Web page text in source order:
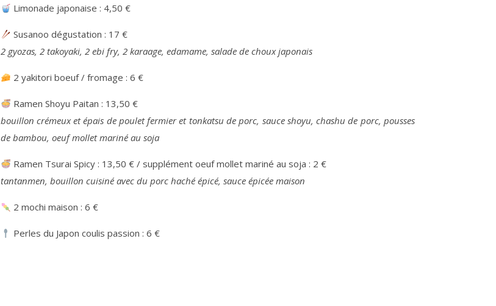
Limonade japonaise : 4,50 €
Susanoo dégustation : 17 €
2 gyozas, 2 takoyaki, 2 ebi fry, 2 karaage, edamame, salade de choux japonais
2 yakitori boeuf / fromage : 6 €
Ramen Shoyu Paitan : 13,50 €
bouillon crémeux et épais de poulet fermier et tonkatsu de porc, sauce shoyu, chashu de porc, pousses
de bambou, oeuf mollet mariné au soja
Ramen Tsurai Spicy : 13,50 € / supplément oeuf mollet mariné au soja : 2 €
tantanmen, bouillon cuisiné avec du porc haché épicé, sauce épicée maison
2 mochi maison : 6 €
Perles du Japon coulis passion : 6 €